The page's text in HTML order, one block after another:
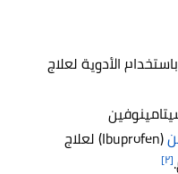
الأدوية لعلاج
(Ibuprofen) لعلاج
[٢]